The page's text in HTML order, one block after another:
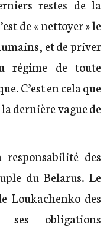
restes de la
de « nettoyer » le
et de priver
régime de toute
C’est en cela que
dernière vague de
des
du Belarus. Le
Loukachenko des
obligations